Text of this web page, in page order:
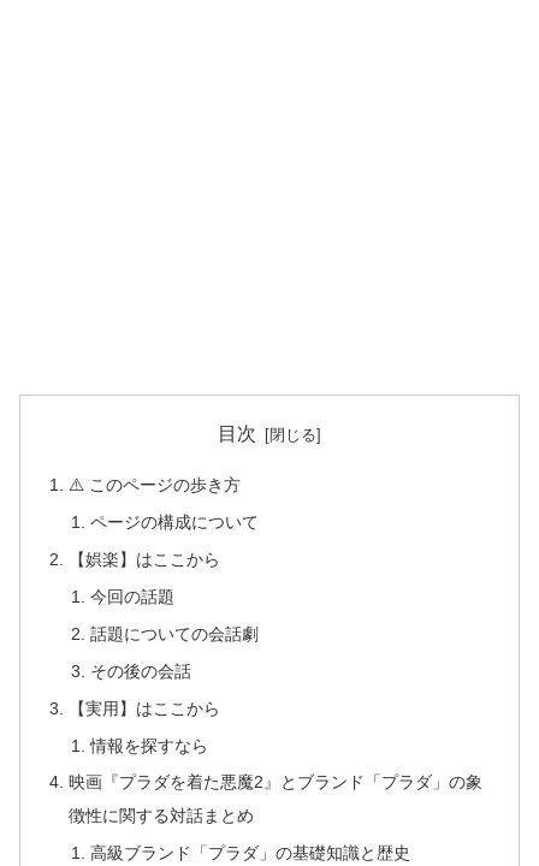
目次
⚠️ このページの歩き方
ページの構成について
【娯楽】はここから
今回の話題
話題についての会話劇
その後の会話
【実用】はここから
情報を探すなら
映画『プラダを着た悪魔2』とブランド「プラダ」の象
徴性に関する対話まとめ
高級ブランド「プラダ」の基礎知識と歴史